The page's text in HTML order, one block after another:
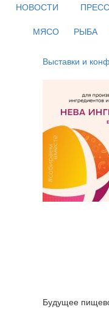
НОВОСТИ
МЯСО
РЫБА
Выставки и
Будущее